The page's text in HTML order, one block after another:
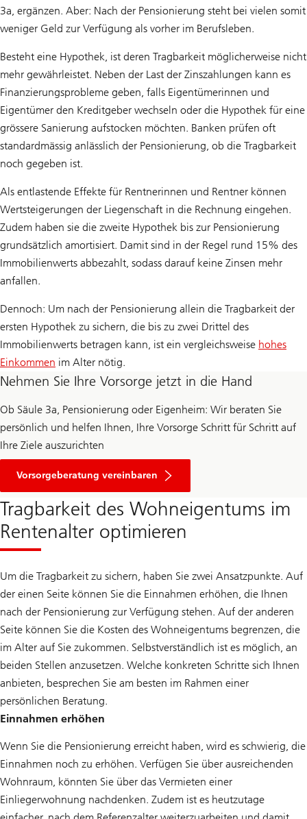
3a, ergänzen. Aber: Nach der Pensionierung steht bei vielen somit
weniger Geld zur Verfügung als vorher im Berufsleben.
Besteht eine Hypothek, ist deren Tragbarkeit möglicherweise nicht
mehr gewährleistet. Neben der Last der Zinszahlungen kann es
Finanzierungsprobleme geben, falls Eigentümerinnen und
Eigentümer den Kreditgeber wechseln oder die Hypothek für eine
grössere Sanierung aufstocken möchten. Banken prüfen oft
standardmässig anlässlich der Pensionierung, ob die Tragbarkeit
noch gegeben ist.
Als entlastende Effekte für Rentnerinnen und Rentner können
Wertsteigerungen der Liegenschaft in die Rechnung eingehen.
Zudem haben sie die zweite Hypothek bis zur Pensionierung
grundsätzlich amortisiert. Damit sind in der Regel rund 15% des
Immobilienwerts abbezahlt, sodass darauf keine Zinsen mehr
anfallen.
Dennoch: Um nach der Pensionierung allein die Tragbarkeit der
ersten Hypothek zu sichern, die bis zu zwei Drittel des
Immobilienwerts betragen kann, ist ein vergleichsweise hohes
Einkommen im Alter nötig.
Nehmen Sie Ihre Vorsorge jetzt in die Hand
Ob Säule 3a, Pensionierung oder Eigenheim: Wir beraten Sie
persönlich und helfen Ihnen, Ihre Vorsorge Schritt für Schritt auf
Ihre Ziele auszurichten
Vorsorgeberatung vereinbaren
Tragbarkeit des Wohneigentums im
Rentenalter optimieren
Um die Tragbarkeit zu sichern, haben Sie zwei Ansatzpunkte. Auf
der einen Seite können Sie die Einnahmen erhöhen, die Ihnen
nach der Pensionierung zur Verfügung stehen. Auf der anderen
Seite können Sie die Kosten des Wohneigentums begrenzen, die
im Alter auf Sie zukommen. Selbstverständlich ist es möglich, an
beiden Stellen anzusetzen. Welche konkreten Schritte sich Ihnen
anbieten, besprechen Sie am besten im Rahmen einer
persönlichen Beratung.
Einnahmen erhöhen
Wenn Sie die Pensionierung erreicht haben, wird es schwierig, die
Einnahmen noch zu erhöhen. Verfügen Sie über ausreichenden
Wohnraum, könnten Sie über das Vermieten einer
Einliegerwohnung nachdenken. Zudem ist es heutzutage